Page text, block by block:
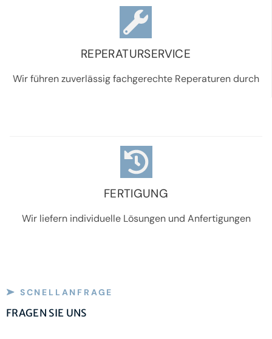
REPERATURSERVICE
Wir führen zuverlässig fachgerechte Reperaturen durch
FERTIGUNG
Wir liefern individuelle Lösungen und Anfertigungen
SCNELLANFRAGE
FRAGEN SIE UNS